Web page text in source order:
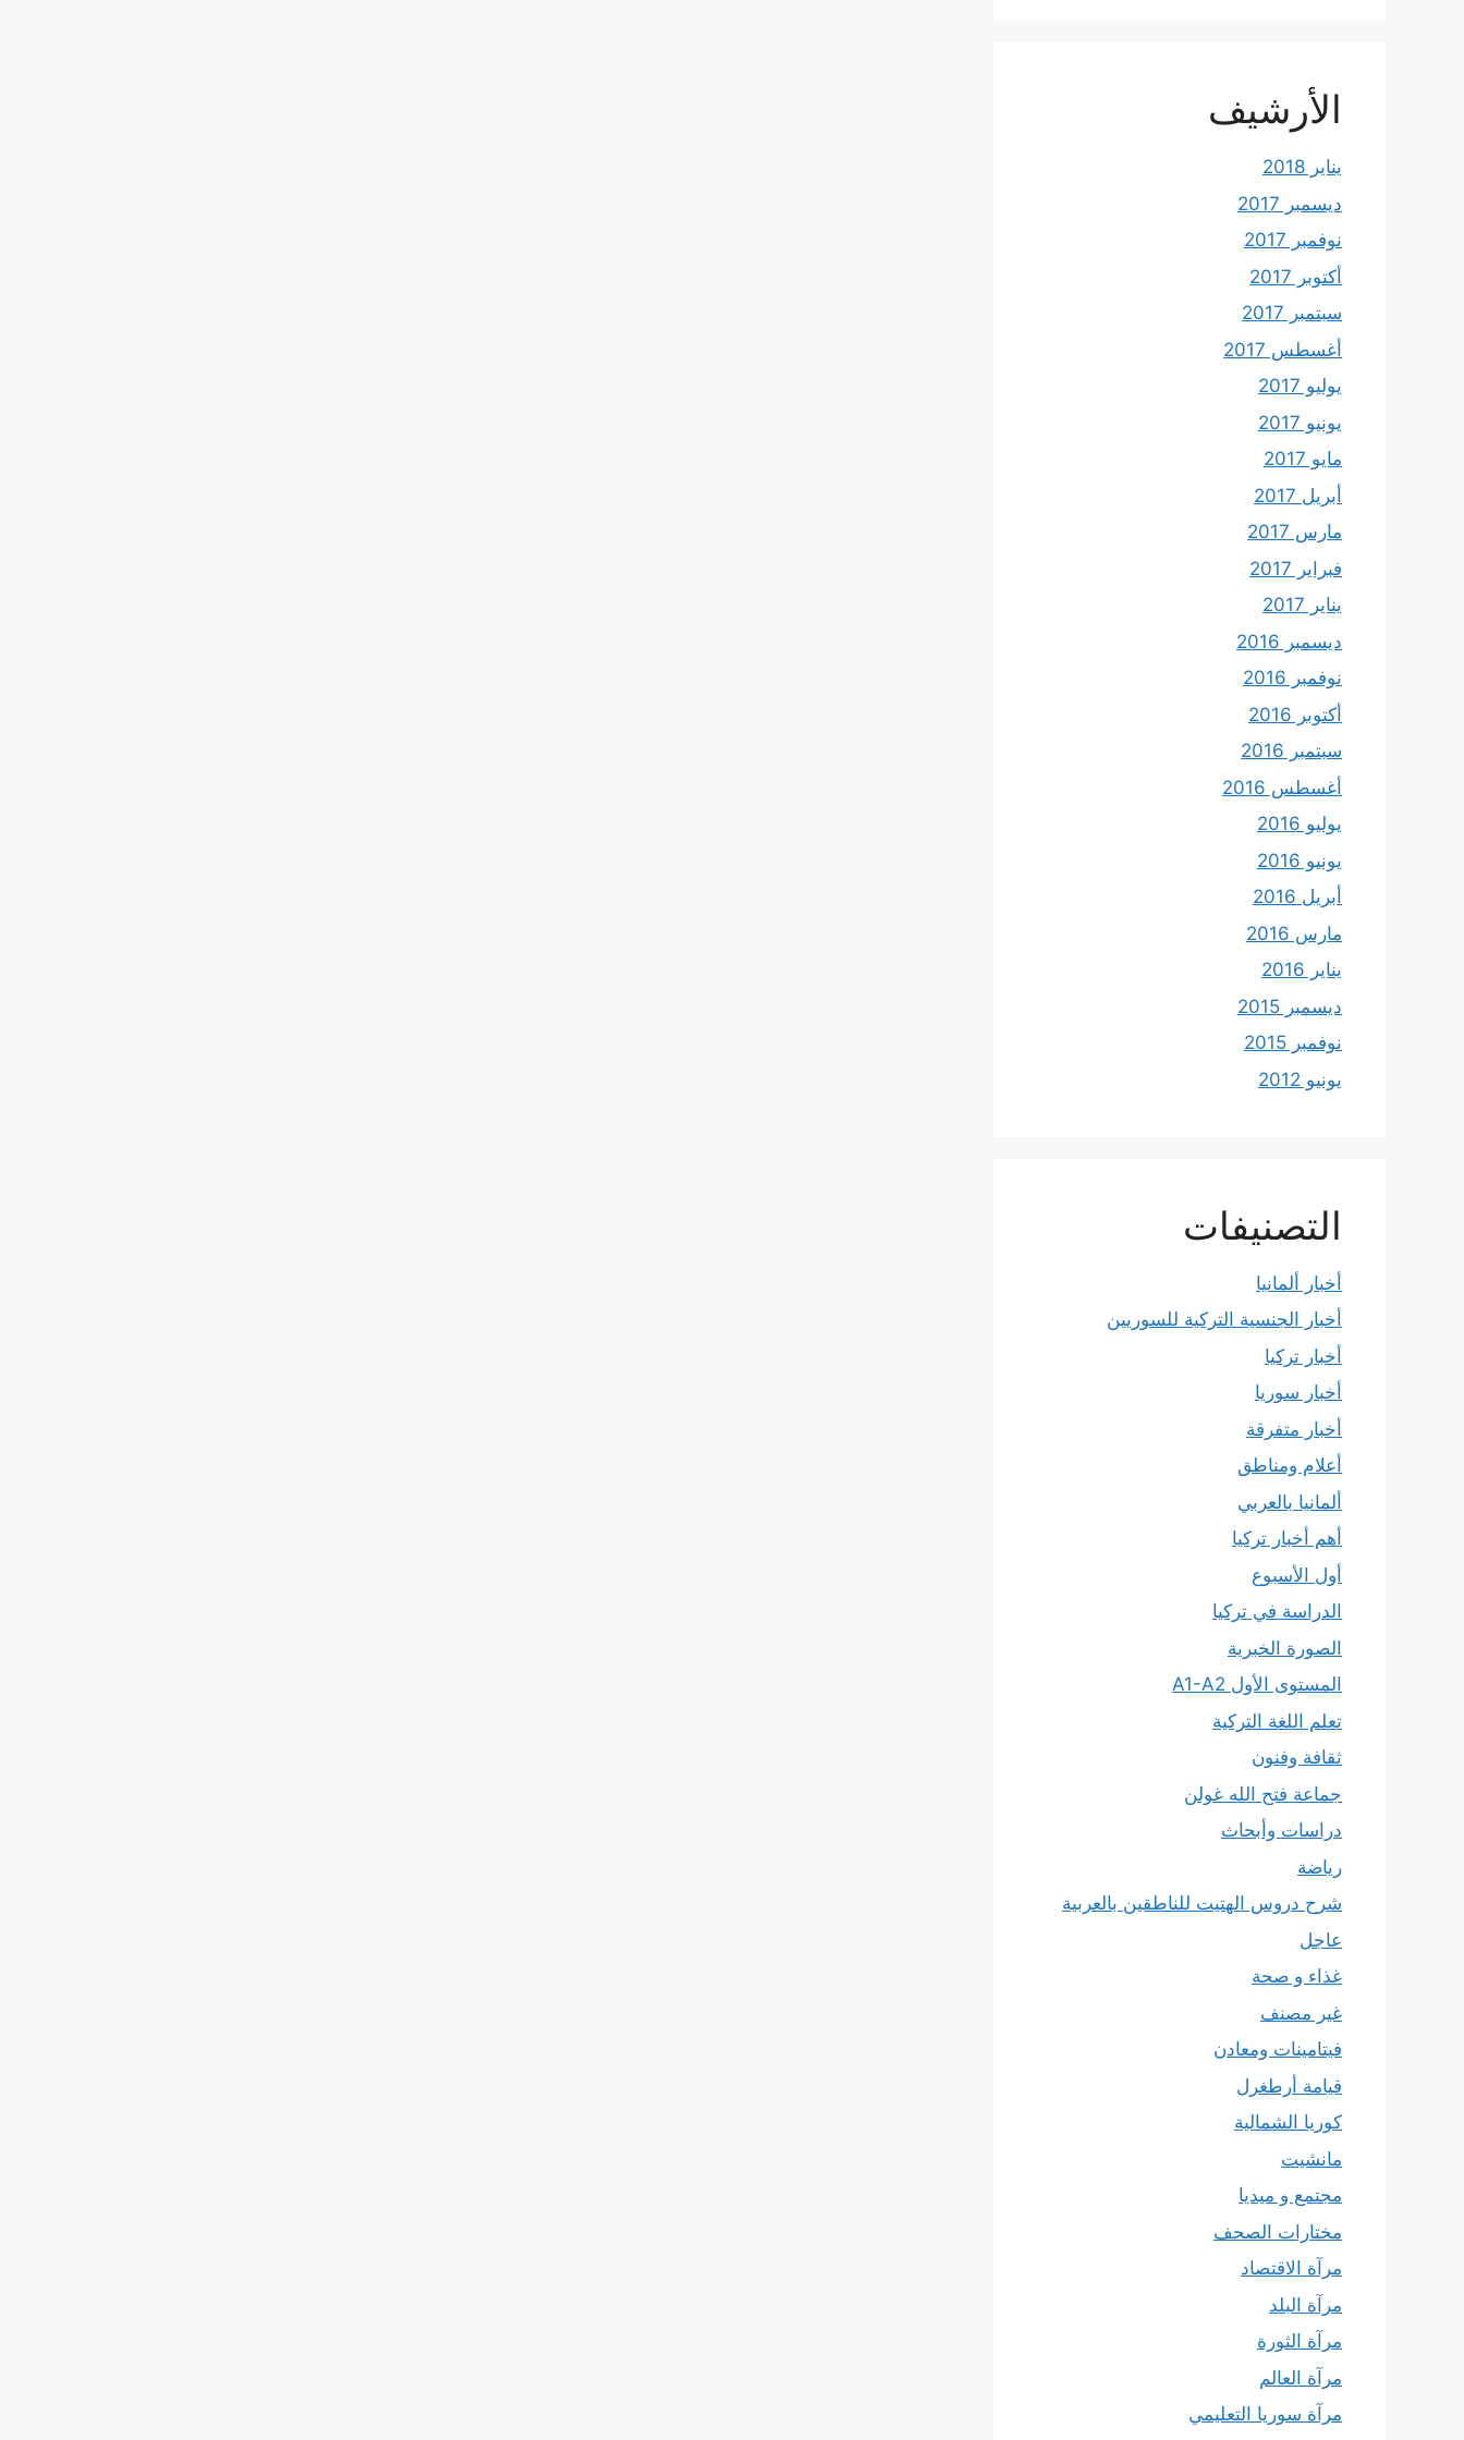
الأرشيف
يناير 2018
ديسمبر 2017
نوفمبر 2017
أكتوبر 2017
سبتمبر 2017
أغسطس 2017
يوليو 2017
يونيو 2017
مايو 2017
أبريل 2017
مارس 2017
فبراير 2017
يناير 2017
ديسمبر 2016
نوفمبر 2016
أكتوبر 2016
سبتمبر 2016
أغسطس 2016
يوليو 2016
يونيو 2016
أبريل 2016
مارس 2016
يناير 2016
ديسمبر 2015
نوفمبر 2015
يونيو 2012
التصنيفات
أخبار ألمانيا
أخبار الجنسية التركية للسوريين
أخبار تركيا
أخبار سوريا
أخبار متفرقة
أعلام ومناطق
ألمانيا بالعربي
أهم أخبار تركيا
أول الأسبوع
الدراسة في تركيا
الصورة الخبرية
المستوى الأول A1-A2
تعلم اللغة التركية
ثقافة وفنون
جماعة فتح الله غولن
دراسات وأبحاث
رياضة
شرح دروس الهتيت للناطقين بالعربية
عاجل
غذاء و صحة
غير مصنف
فيتامينات ومعادن
قيامة أرطغرل
كوريا الشمالية
مانشيت
مجتمع و ميديا
مختارات الصحف
مرآة الاقتصاد
مرآة البلد
مرآة الثورة
مرآة العالم
مرآة سوريا التعليمي